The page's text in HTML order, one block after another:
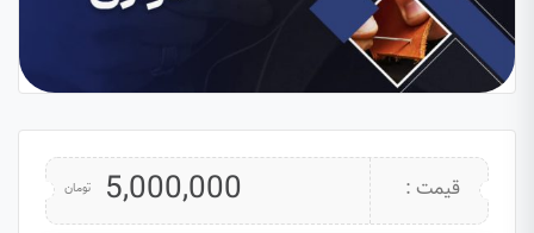
قیمت : 5,000,000 تومان